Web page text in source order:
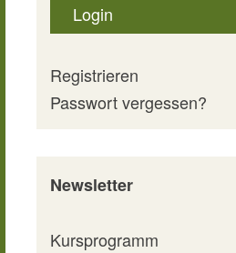
Login
Registrieren
Passwort vergessen?
Newsletter
Kursprogramm